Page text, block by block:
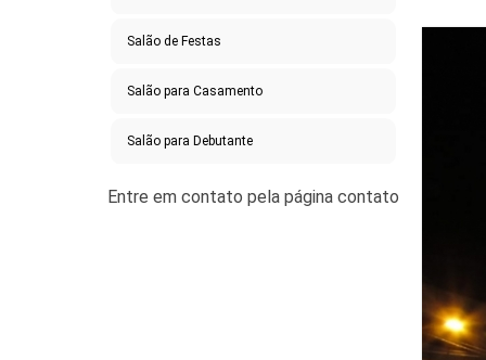
Salão de Festas
Salão para Casamento
Salão para Debutante